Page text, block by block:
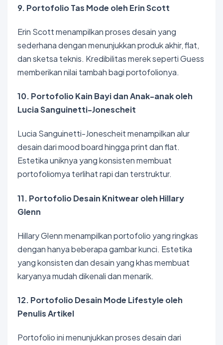
9. Portofolio Tas Mode oleh Erin Scott
Erin Scott menampilkan proses desain yang
sederhana dengan menunjukkan produk akhir, flat,
dan sketsa teknis. Kredibilitas merek seperti Guess
memberikan nilai tambah bagi portofolionya.
10. Portofolio Kain Bayi dan Anak-anak oleh
Lucia Sanguinetti-Jonescheit
Lucia Sanguinetti-Jonescheit menampilkan alur
desain dari mood board hingga print dan flat.
Estetika uniknya yang konsisten membuat
portofoliomya terlihat rapi dan terstruktur.
11. Portofolio Desain Knitwear oleh Hillary
Glenn
Hillary Glenn menampilkan portofolio yang ringkas
dengan hanya beberapa gambar kunci. Estetika
yang konsisten dan desain yang khas membuat
karyanya mudah dikenali dan menarik.
12. Portofolio Desain Mode Lifestyle oleh
Penulis Artikel
Portofolio ini menunjukkan proses desain dari